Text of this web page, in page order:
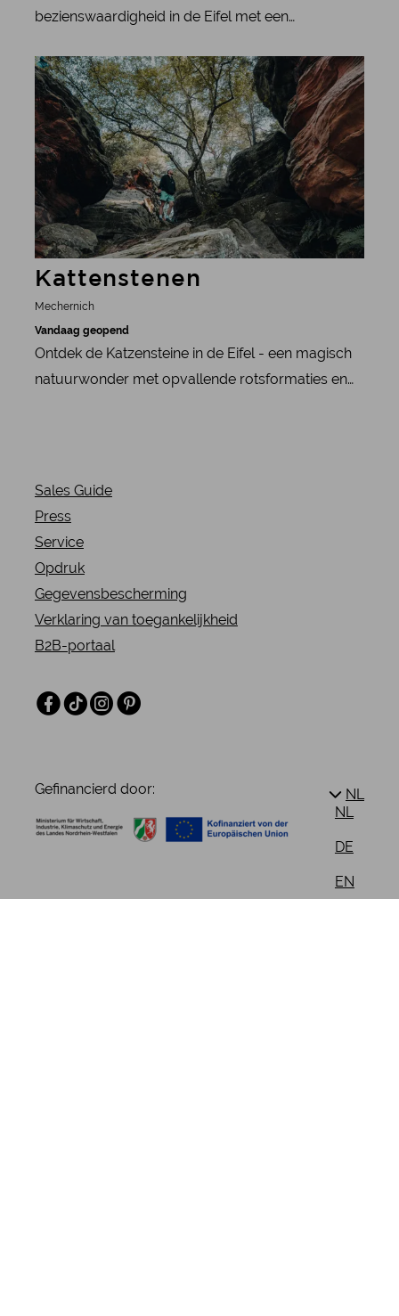
bezienswaardigheid in de Eifel met een
barokarchitectuur, omgeven door groen.
Kattenstenen
Mechernich
Vandaag geopend
Ontdek de Katzensteine in de Eifel - een magisch
natuurwonder met opvallende rotsformaties en
meer informatie
Sales Guide
Press
Service
Opdruk
Gegevensbescherming
Verklaring van toegankelijkheid
B2B-portaal
Facebook
TikTokInstagramPinterest
Gefinancierd door:
NL
NL
DE
EN